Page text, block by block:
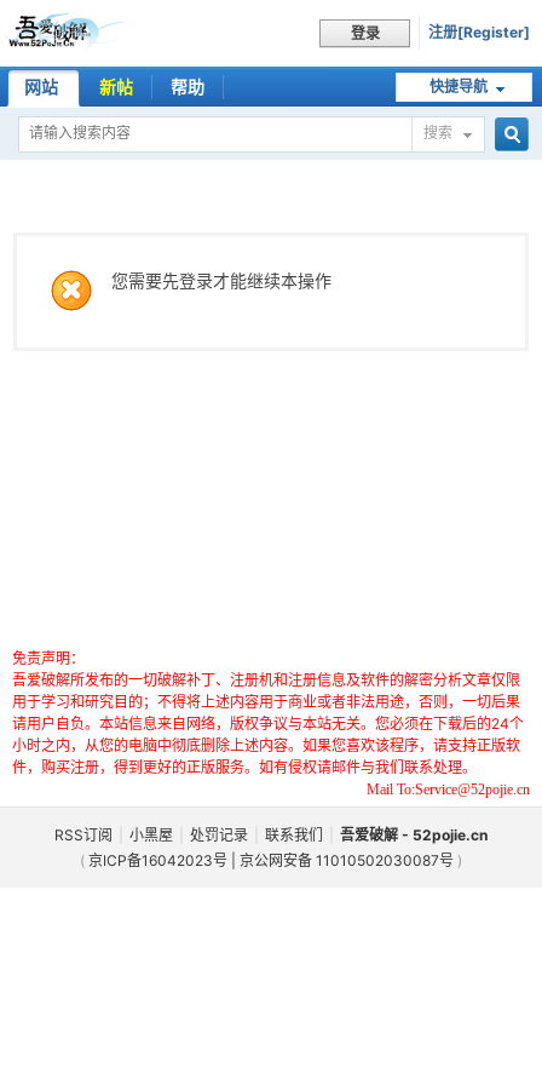
登录 注册[Register]
快捷导航
网站 新帖 帮助
搜索
您需要先登录才能继续本操作
免责声明：
吾爱破解所发布的一切破解补丁、注册机和注册信息及软件的解密分析文章仅限
用于学习和研究目的；不得将上述内容用于商业或者非法用途，否则，一切后果
请用户自负。本站信息来自网络，版权争议与本站无关。您必须在下载后的24个
小时之内，从您的电脑中彻底删除上述内容。如果您喜欢该程序，请支持正版软
件，购买注册，得到更好的正版服务。如有侵权请邮件与我们联系处理。
Mail To:Service@52pojie.cn
RSS订阅 小黑屋 处罚记录 联系我们
吾爱破解 - 52pojie.cn
( 京ICP备16042023号 | 京公网安备 11010502030087号 )